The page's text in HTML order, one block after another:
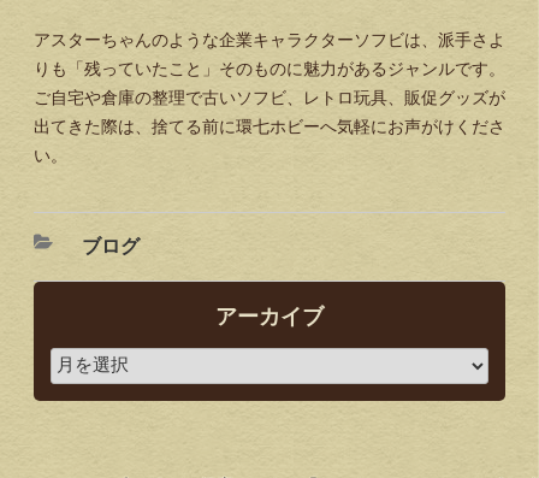
アスターちゃんのような企業キャラクターソフビは、派手さよ
りも「残っていたこと」そのものに魅力があるジャンルです。
ご自宅や倉庫の整理で古いソフビ、レトロ玩具、販促グッズが
出てきた際は、捨てる前に環七ホビーへ気軽にお声がけくださ
い。
ブログ
アーカイブ